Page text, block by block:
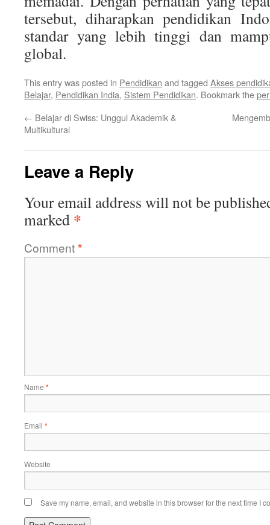
tersebut, diharapkan pendidikan
standar yang lebih tinggi dan
global.
This entry was posted in Pendidikan and tagged Akses
Belajar, Pendidikan India, Sistem Pendidikan. Bookmark the
← Belajar di Swiss: Unggul Akademik &
Multikultural
Leave a Reply
Your email address will not be
marked *
Comment*
Name *
Email *
Website
Save my name, email, and website in this browser for the next time I